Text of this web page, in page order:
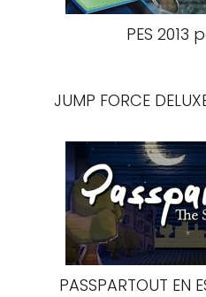
PES
JUMP FORCE
PASSPARTOUT EN